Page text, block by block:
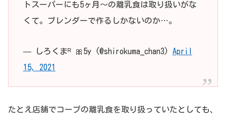
トスーパーにも5ヶ月〜の離乳食は取り扱いがな
くて。ブレンダーで作るしかないのか…。
— しろくまᴿ 🎀5y (@shirokuma_chan3) April
15, 2021
たとえ店舗でコープの離乳食を取り扱っていたとしても、